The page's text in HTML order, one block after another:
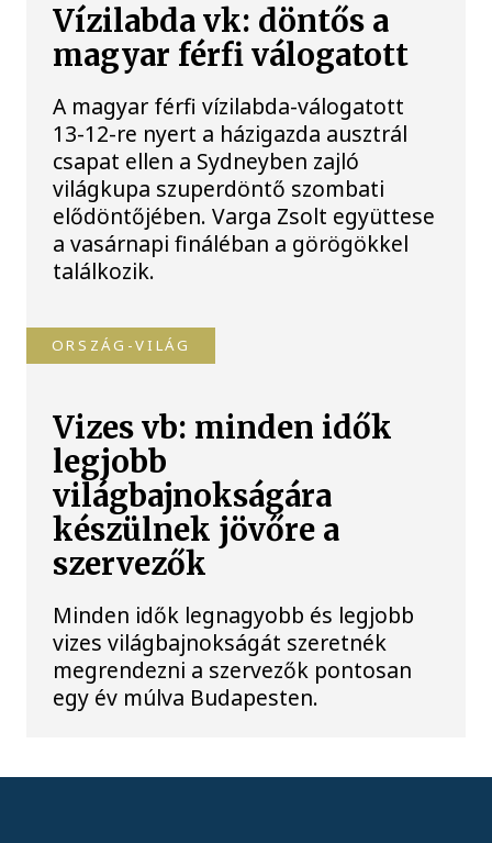
Vízilabda vk: döntős a
magyar férfi válogatott
A magyar férfi vízilabda-válogatott
13-12-re nyert a házigazda ausztrál
csapat ellen a Sydneyben zajló
világkupa szuperdöntő szombati
elődöntőjében. Varga Zsolt együttese
a vasárnapi fináléban a görögökkel
találkozik.
ORSZÁG-VILÁG
Vizes vb: minden idők
legjobb
világbajnokságára
készülnek jövőre a
szervezők
Minden idők legnagyobb és legjobb
vizes világbajnokságát szeretnék
megrendezni a szervezők pontosan
egy év múlva Budapesten.